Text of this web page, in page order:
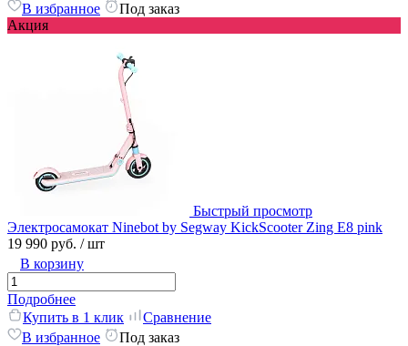
В избранное
Под заказ
Акция
Быстрый просмотр
Электросамокат Ninebot by Segway KickScooter Zing E8 pink
19 990 руб. / шт
В корзину
Подробнее
Купить в 1 клик
Сравнение
В избранное
Под заказ